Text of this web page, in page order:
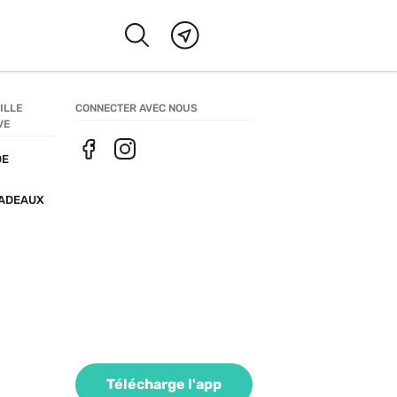
CONNECTER AVEC NOUS
Télécharge l'app